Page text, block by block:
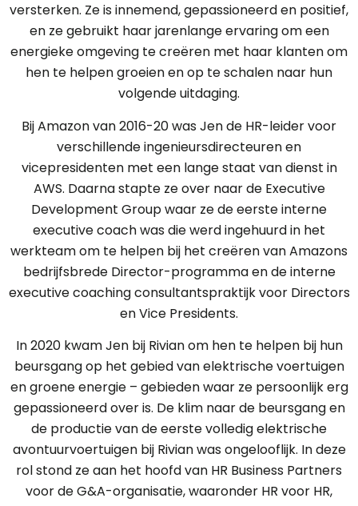
versterken. Ze is innemend, gepassioneerd en positief,
en ze gebruikt haar jarenlange ervaring om een
energieke omgeving te creëren met haar klanten om
hen te helpen groeien en op te schalen naar hun
volgende uitdaging.
Bij Amazon van 2016-20 was Jen de HR-leider voor
verschillende ingenieursdirecteuren en
vicepresidenten met een lange staat van dienst in
AWS. Daarna stapte ze over naar de Executive
Development Group waar ze de eerste interne
executive coach was die werd ingehuurd in het
werkteam om te helpen bij het creëren van Amazons
bedrijfsbrede Director-programma en de interne
executive coaching consultantspraktijk voor Directors
en Vice Presidents.
In 2020 kwam Jen bij Rivian om hen te helpen bij hun
beursgang op het gebied van elektrische voertuigen
en groene energie – gebieden waar ze persoonlijk erg
gepassioneerd over is. De klim naar de beursgang en
de productie van de eerste volledig elektrische
avontuurvoertuigen bij Rivian was ongelooflijk. In deze
rol stond ze aan het hoofd van HR Business Partners
voor de G&A-organisatie, waaronder HR voor HR,